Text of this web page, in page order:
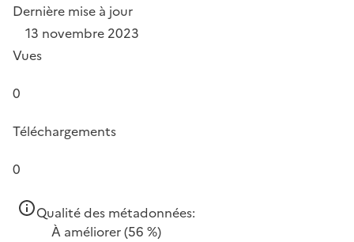
Dernière mise à jour
13 novembre 2023
Vues
0
Téléchargements
0
Qualité des métadonnées:
À améliorer(56 %)